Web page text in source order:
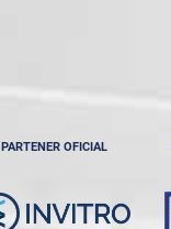
PARTENER OFICIAL